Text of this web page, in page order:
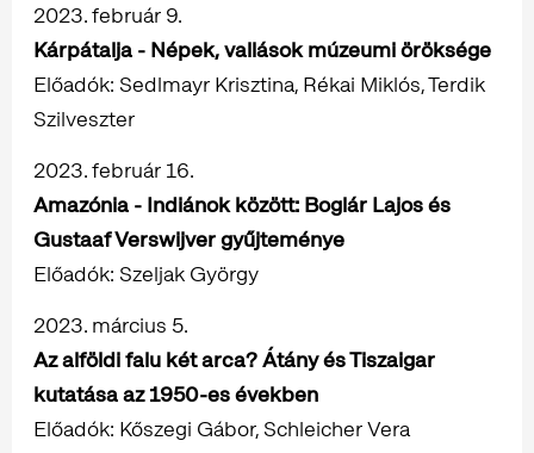
2023. február 9.
Kárpátalja - Népek, vallások múzeumi öröksége
Előadók: Sedlmayr Krisztina, Rékai Miklós, Terdik
Szilveszter
2023. február 16.
Amazónia - Indiánok között: Boglár Lajos és
Gustaaf Verswijver gyűjteménye
Előadók: Szeljak György
2023. március 5.
Az alföldi falu két arca? Átány és Tiszaigar
kutatása az 1950-es években
Előadók: Kőszegi Gábor, Schleicher Vera